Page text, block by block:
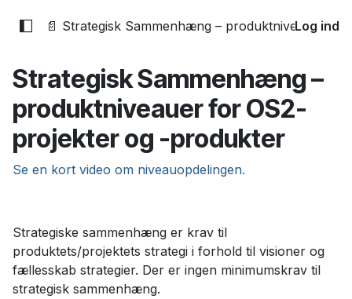
📄 Strategisk Sammenhæng – produktniveauer
Log ind
Strategisk Sammenhæng –
produktniveauer for OS2-
projekter og -produkter
Se en kort video om niveauopdelingen.
Strategiske sammenhæng er krav til
produktets/projektets strategi i forhold til visioner og
fællesskab strategier. Der er ingen minimumskrav til
strategisk sammenhæng.